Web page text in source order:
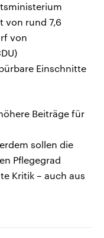
von rund 7,6
von
Einschnitte
Beiträge für
sollen die
Pflegegrad
Kritik – auch aus